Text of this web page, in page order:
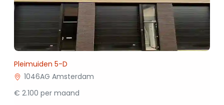
Pleimuiden 5-D
1046AG Amsterdam
€ 2.100 per maand